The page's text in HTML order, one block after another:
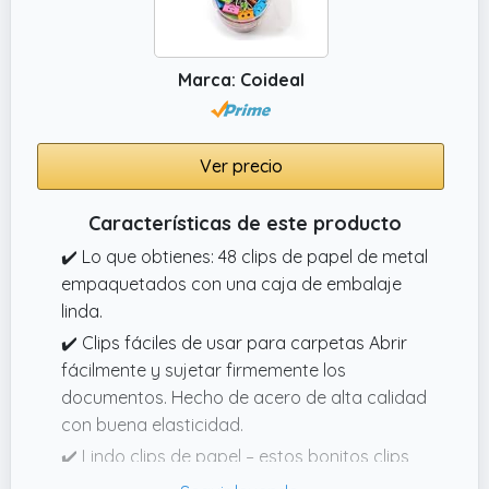
mientras archivas y almacenas tus
documentos mientras añades tu propio
toque personal a tu organizador de archivos
o sistema de archivos.
✔️ Excelente calidad: estarás encantado con
el papel grueso utilizado para crear estas
bonitas carpetas de archivos, que hemos
de archivo de lujo. Cada carpeta de papel
está impresa cuidadosamente con
impresionantes patrones de calidad.
Marca: Coideal
Ver precio
Características de este producto
✔️ Lo que obtienes: 48 clips de papel de metal
empaquetados con una caja de embalaje
linda.
✔️ Clips fáciles de usar para carpetas Abrir
fácilmente y sujetar firmemente los
documentos. Hecho de acero de alta calidad
con buena elasticidad.
✔️ Lindo clips de papel – estos bonitos clips
son coloridos y un extra de caras felices